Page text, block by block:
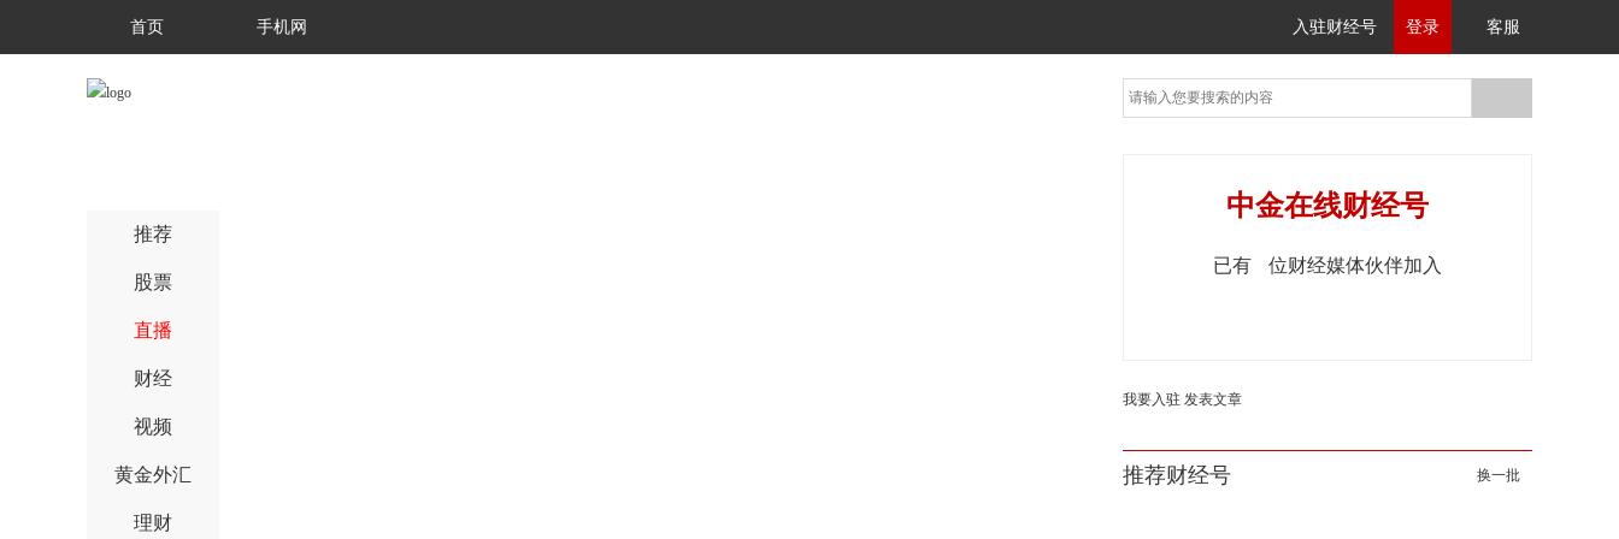
首页 手机网 入驻财经号 登录 客服
推荐
股票
直播
财经
视频
黄金外汇
理财
中金在线财经号
已有 位财经媒体伙伴加入
我要入驻 发表文章
推荐财经号 换一批